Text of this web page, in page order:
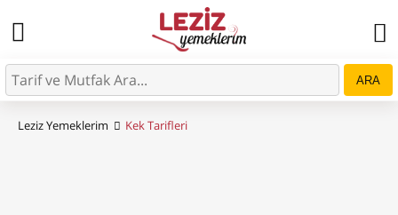
ARA
Leziz Yemeklerim Kek Tarifleri